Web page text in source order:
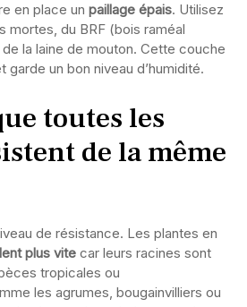
en place un paillage épais. Utilisez
mortes, du BRF (bois raméal
la laine de mouton. Cette couche
un bon niveau d’humidité.
toutes les
de la même
de résistance. Les plantes en
plus vite car leurs racines sont
tropicales ou
les agrumes, bougainvilliers ou